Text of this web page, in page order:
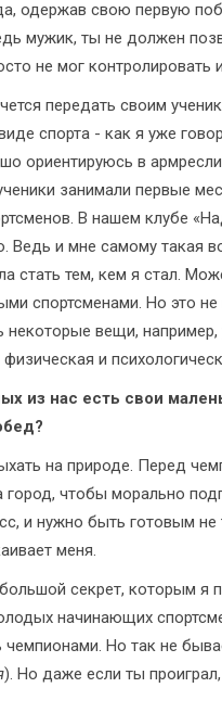
одержав свою первую
мужик, ты не должен
не мог контролировать
передать своим
спорта - как я уже
ориентируюсь в
занимали первые
В нашем клубе
Ведь и мне самому такая
стать тем, кем я стал.
спортсменами. Но это
вещи,
и
из нас есть свои
на природе. Перед
город, чтобы морально
и нужно быть готовым
меня.
секрет, которым я
начинающих
чемпионами. Но так не
). Но даже если ты